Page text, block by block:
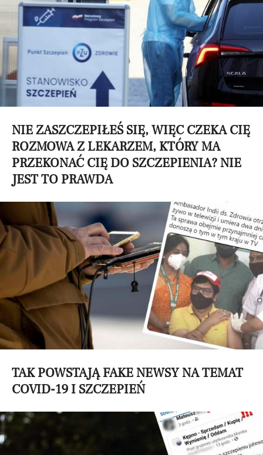
NIE ZASZCZEPIŁEŚ SIĘ, WIĘC CZEKA CIĘ
ROZMOWA Z LEKARZEM, KTÓRY MA
PRZEKONAĆ CIĘ DO SZCZEPIENIA? NIE
JEST TO PRAWDA
TAK POWSTAJĄ FAKE NEWSY NA TEMAT
COVID-19 I SZCZEPIEŃ